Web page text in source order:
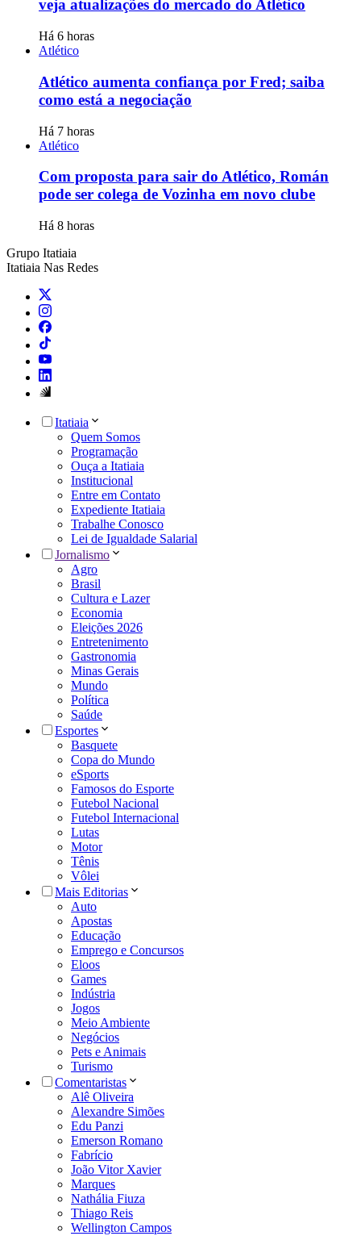
veja atualizações do mercado do Atlético
Há 6 horas
Atlético
Atlético aumenta confiança por Fred; saiba
como está a negociação
Há 7 horas
Atlético
Com proposta para sair do Atlético, Román
pode ser colega de Vozinha em novo clube
Há 8 horas
Grupo Itatiaia
Itatiaia Nas Redes
Itatiaia
Quem Somos
Programação
Ouça a Itatiaia
Institucional
Entre em Contato
Expediente Itatiaia
Trabalhe Conosco
Lei de Igualdade Salarial
Jornalismo
Agro
Brasil
Cultura e Lazer
Economia
Eleições 2026
Entretenimento
Gastronomia
Minas Gerais
Mundo
Política
Saúde
Esportes
Basquete
Copa do Mundo
eSports
Famosos do Esporte
Futebol Nacional
Futebol Internacional
Lutas
Motor
Tênis
Vôlei
Mais Editorias
Auto
Apostas
Educação
Emprego e Concursos
Eloos
Games
Indústria
Jogos
Meio Ambiente
Negócios
Pets e Animais
Turismo
Comentaristas
Alê Oliveira
Alexandre Simões
Edu Panzi
Emerson Romano
Fabrício
João Vitor Xavier
Marques
Nathália Fiuza
Thiago Reis
Wellington Campos